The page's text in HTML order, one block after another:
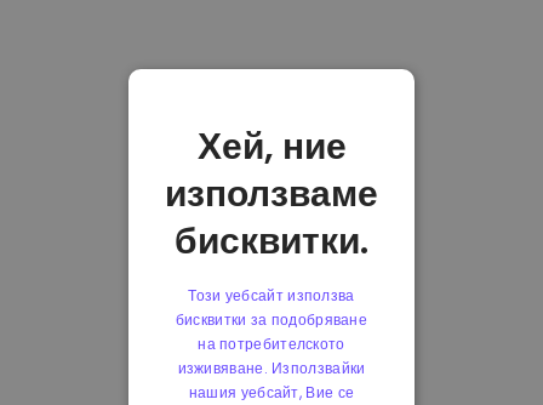
Хей, ние
използваме
бисквитки.
Този уебсайт използва
бисквитки за подобряване
на потребителското
изживяване. Използвайки
нашия уебсайт, Вие се